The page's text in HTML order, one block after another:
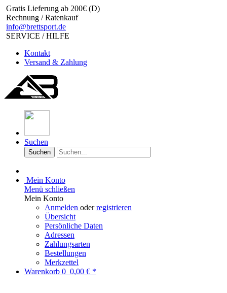
Gratis Lieferung ab 200€ (D)
Rechnung / Ratenkauf
info@brettsport.de
SERVICE / HILFE
Kontakt
Versand & Zahlung
Suchen
Suchen
Mein Konto
Menü schließen
Mein Konto
Anmelden oderregistrieren
Übersicht
Persönliche Daten
Adressen
Zahlungsarten
Bestellungen
Merkzettel
Warenkorb 0 0,00 € *